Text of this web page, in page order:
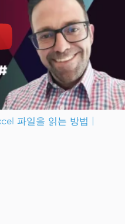
파일을 읽는 방법 |